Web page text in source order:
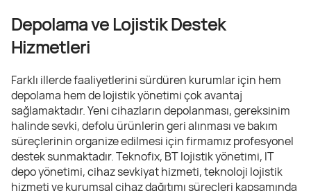
Depolama ve Lojistik Destek
Hizmetleri
Farklı illerde faaliyetlerini sürdüren kurumlar için hem
depolama hem de lojistik yönetimi çok avantaj
sağlamaktadır. Yeni cihazların depolanması, gereksinim
halinde sevki, defolu ürünlerin geri alınması ve bakım
süreçlerinin organize edilmesi için firmamız profesyonel
destek sunmaktadır. Teknofix, BT lojistik yönetimi, IT
depo yönetimi, cihaz sevkiyat hizmeti, teknoloji lojistik
hizmeti ve kurumsal cihaz dağıtımı süreçleri kapsamında